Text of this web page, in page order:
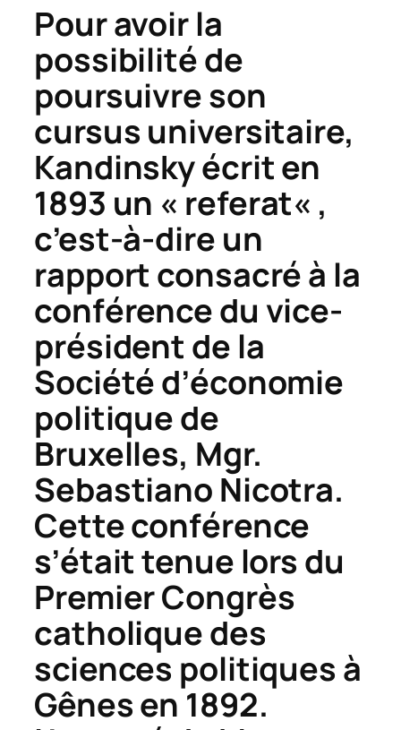
Pour avoir la
possibilité de
poursuivre son
cursus universitaire,
Kandinsky écrit en
1893 un « referat« ,
c’est-à-dire un
rapport consacré à la
conférence du vice-
président de la
Société d’économie
politique de
Bruxelles, Mgr.
Sebastiano Nicotra.
Cette conférence
s’était tenue lors du
Premier Congrès
catholique des
sciences politiques à
Gênes en 1892.